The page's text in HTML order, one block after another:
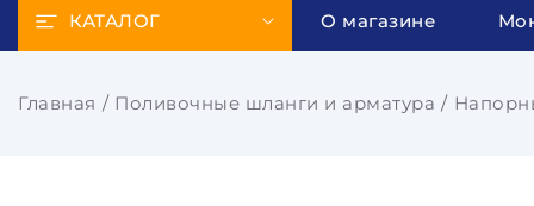
КАТАЛОГ О магазине
Главная Поливочные шланги и арматура